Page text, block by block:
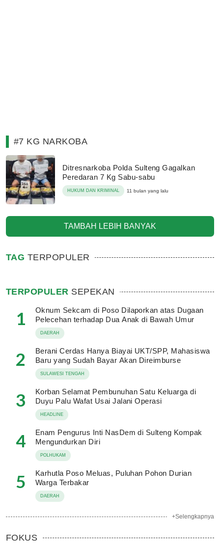
#7 KG NARKOBA
Ditresnarkoba Polda Sulteng Gagalkan
Peredaran 7 Kg Sabu-sabu
HUKUM DAN KRIMINAL 11 bulan yang lalu
TAMBAH LEBIH BANYAK
TAG TERPOPULER
TERPOPULER SEPEKAN
1
Oknum Sekcam di Poso Dilaporkan atas Dugaan
Pelecehan terhadap Dua Anak di Bawah Umur
DAERAH
2
Berani Cerdas Hanya Biayai UKT/SPP, Mahasiswa
Baru yang Sudah Bayar Akan Direimburse
SULAWESI TENGAH
3
Korban Selamat Pembunuhan Satu Keluarga di
Duyu Palu Wafat Usai Jalani Operasi
HEADLINE
4
Enam Pengurus Inti NasDem di Sulteng Kompak
Mengundurkan Diri
POLHUKAM
5
Karhutla Poso Meluas, Puluhan Pohon Durian
Warga Terbakar
DAERAH
+Selengkapnya
FOKUS